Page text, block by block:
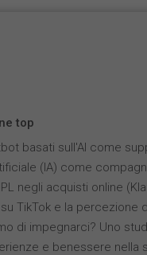
top
basati sull'AI come
(IA) come
negli acquisti online
TikTok e la percezione
di impegnarci? Uno
e benessere nella